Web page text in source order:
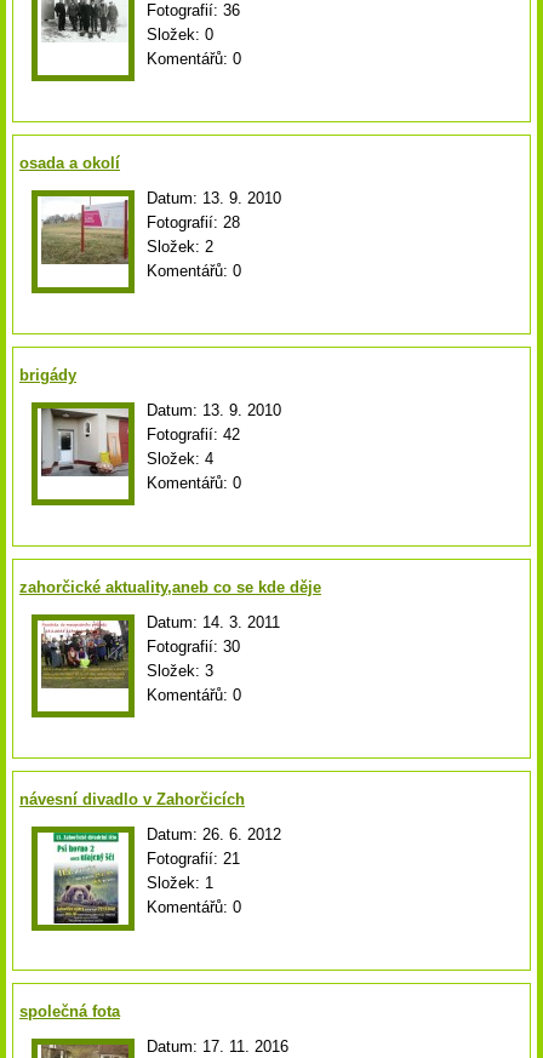
Fotografií: 36
Složek: 0
Komentářů: 0
osada a okolí
Datum: 13. 9. 2010
Fotografií: 28
Složek: 2
Komentářů: 0
brigády
Datum: 13. 9. 2010
Fotografií: 42
Složek: 4
Komentářů: 0
zahorčické aktuality,aneb co se kde děje
Datum: 14. 3. 2011
Fotografií: 30
Složek: 3
Komentářů: 0
návesní divadlo v Zahorčicích
Datum: 26. 6. 2012
Fotografií: 21
Složek: 1
Komentářů: 0
společná fota
Datum: 17. 11. 2016